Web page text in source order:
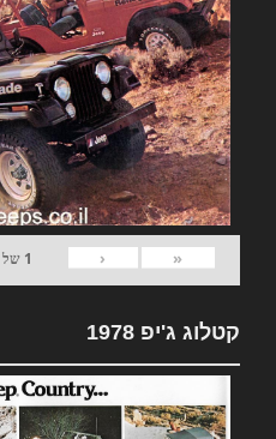
«
‹
1 של
קטלוג ג'יפ 1978